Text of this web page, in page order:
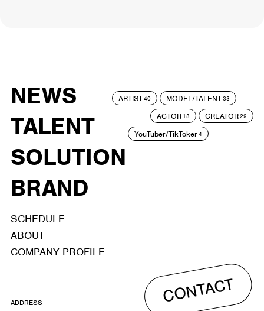
NEWS
TALENT
SOLUTION
BRAND
ARTIST40 MODEL/TALENT33
ACTOR 13 CREATOR29
YouTuber/TikToker4
SCHEDULE
ABOUT
COMPANY PROFILE
CONTACT
ADDRESS